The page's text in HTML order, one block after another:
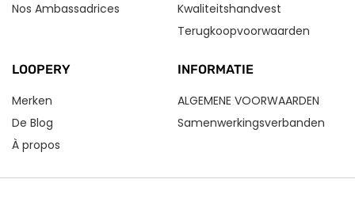
Nos Ambassadrices
Kwaliteitshandvest
Terugkoopvoorwaarden
LOOPERY
Merken
De Blog
À propos
INFORMATIE
ALGEMENE VOORWAARDEN
Samenwerkingsverbanden